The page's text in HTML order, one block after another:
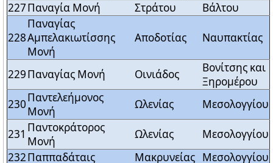
227Παναγία Μονή Στράτου Βάλτου
228
Παναγίας
Αμπελακιωτίσσης
Μονή
Αποδοτίας Ναυπακτίας
229Παναγίας Μονή Οινιάδος
Βονίτσης και
Ξηρομέρου
230Παντελεήμονος
Μονή
Ωλενίας Μεσολογγίου
231 Παντοκράτορος
Μονή
Ωλενίας
Μεσολογγίου
232Παππαδάταις Μακρυνείας Μεσολογγίου